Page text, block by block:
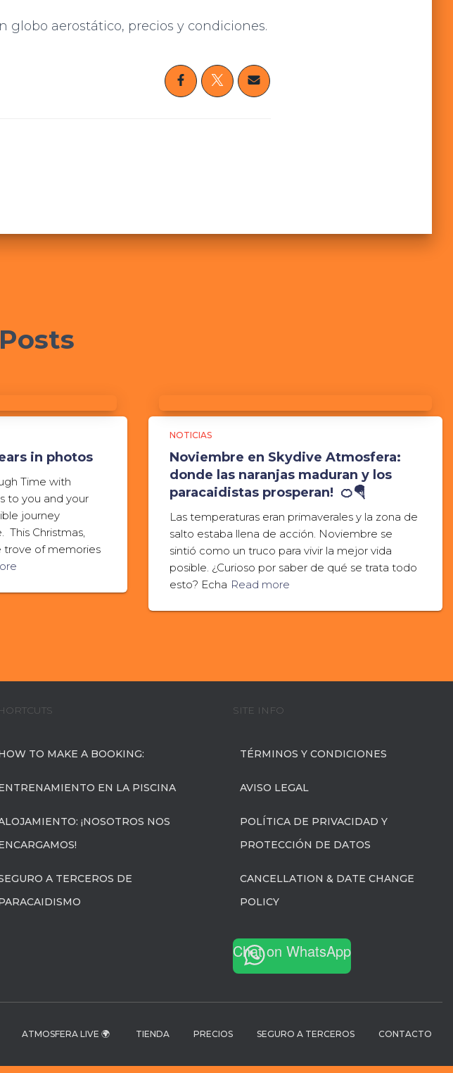
globo aerostático, precios y condiciones.
in photos
Time with
to you and your
journey
This Christmas,
trove of memories
NOTICIAS
Noviembre en Skydive Atmosfera:
donde las naranjas maduran y los
paracaidistas prosperan! 🍊🪂
Las temperaturas eran primaverales y la zona de
salto estaba llena de acción. Noviembre se
sintió como un truco para vivir la mejor vida
posible. ¿Curioso por saber de qué se trata todo
esto? Echa Read more
TO MAKE A BOOKING:
EN LA PISCINA
¡NOSOTROS NOS
A TERCEROS DE
SITE INFO
TÉRMINOS Y CONDICIONES
AVISO LEGAL
POLÍTICA DE PRIVACIDAD Y
PROTECCIÓN DE DATOS
CANCELLATION & DATE CHANGE
POLICY
Chat on WhatsApp
ATMOSFERA LIVE 🌍 TIENDA PRECIOS SEGURO A TERCEROS CONTACTO